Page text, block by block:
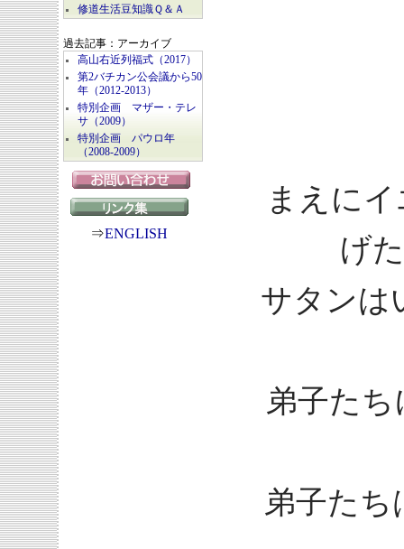
修道生活豆知識Ｑ＆Ａ
過去記事：アーカイブ
高山右近列福式（2017）
第2バチカン公会議から50
年（2012-2013）
特別企画 マザー・テレ
サ（2009）
特別企画 パウロ年
（2008-2009）
⇒ENGLISH
まえに
げ
サタンは
弟子た
弟子たち